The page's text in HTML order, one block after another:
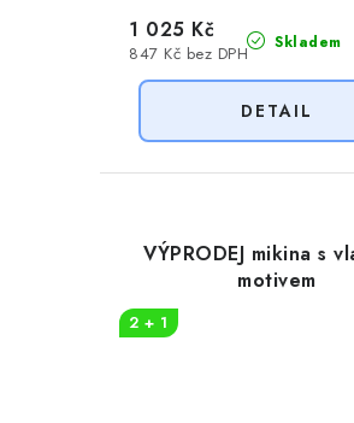
Skladem
847 Kč bez DPH
1 025 Kč
VÝPRODEJ mikina s
motivem
2 + 1